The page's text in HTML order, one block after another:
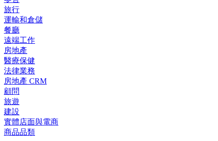
旅行
運輸和倉儲
餐廳
遠端工作
房地產
醫療保健
法律業務
房地產 CRM
顧問
旅遊
建設
實體店面與電商
商品品類